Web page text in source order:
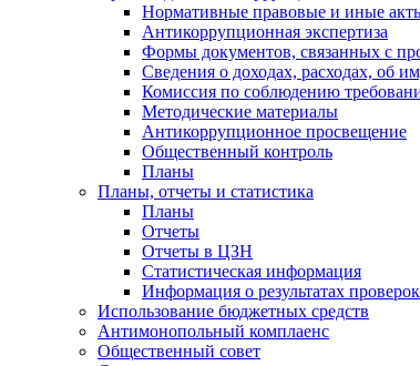
Нормативные правовые и иные
Антикоррупционная экспертиза
Формы документов, связанных с
Сведения о доходах, расходах, об
Комиссия по соблюдению
Методические материалы
Антикоррупционное просвещение
Общественный контроль
Планы
Планы, отчеты и статистика
Планы
Отчеты
Отчеты в ЦЗН
Статистическая информация
Информация о результатах проверок
Использование бюджетных средств
Антимонопольный комплаенс
Общественный совет